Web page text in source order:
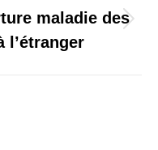
maladie des
l’étranger